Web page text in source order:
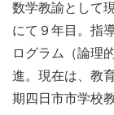
数学教諭として
にて９年目。指
ログラム（論理
進。現在は、教
期四日市市学校